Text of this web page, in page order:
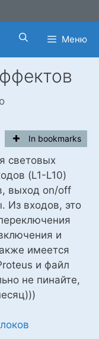
Меню
In bookmarks
световых
(L1-L10)
выход on/off
Из входов, это
и
имеется
и файл
не пинайте,